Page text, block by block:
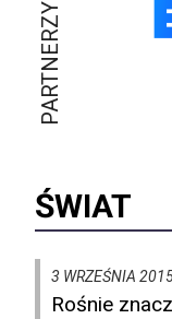
PARTNERZY
ŚWIAT
3 WRZEŚNIA
Rośnie